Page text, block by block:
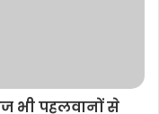
भी पहलवानों से